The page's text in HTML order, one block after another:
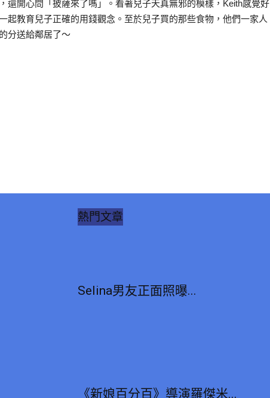
還開心問「披薩來了嗎」。看著兒子天真無邪的模樣，Keith感覺好
起教育兒子正確的用錢觀念。至於兒子買的那些食物，他們一家人
分送給鄰居了～
熱門文章
Selina男友正面照曝...
《新娘百分百》導演羅傑米...